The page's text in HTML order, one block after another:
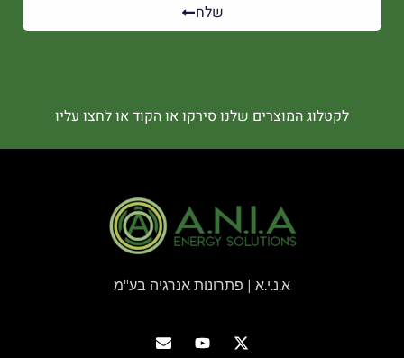
שלח
לקטלוג המוצרים שלנו סירקו או הקוד או לחצו עליו
א.נ.י.א | פתרונות אנרגיה בע"מ